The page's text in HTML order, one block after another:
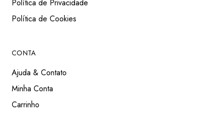
Política de Privacidade
Política de Cookies
CONTA
Ajuda & Contato
Minha Conta
Carrinho